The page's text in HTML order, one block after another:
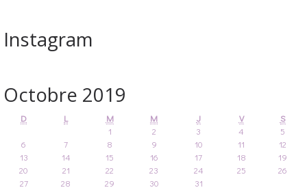
Instagram
Octobre 2019
D L M M J V
S
1
2 3 4
5
6
7 8 9 10 11
12
13
14 15 16 17 18
19
20
21 22 23 24 25
26
27
28 29 30 31